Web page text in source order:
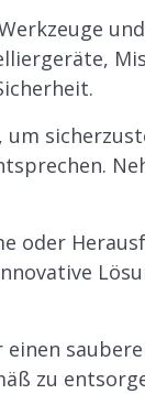
oder
zu